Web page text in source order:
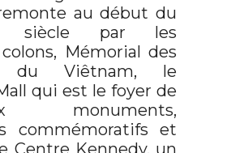
au début du
siècle par les
Mémorial des
du Viêtnam, le
qui est le foyer de
monuments,
commémoratifs et
Centre Kennedy, un